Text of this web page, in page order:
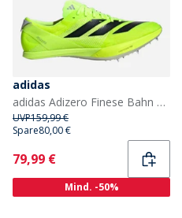
adidas
adidas Adizero Finese Bahn Sprint Spikes Lucid Lemon/Core Black/Halo Silver
UVP159,99 €
Spare80,00 €
Current
79,99 €
Mind. -50%